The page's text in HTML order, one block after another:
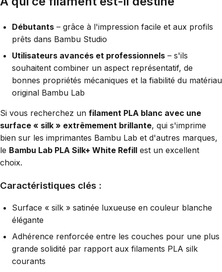
Débutants – grâce à l'impression facile et aux profils
prêts dans Bambu Studio
Utilisateurs avancés et professionnels – s'ils
souhaitent combiner un aspect représentatif, de
bonnes propriétés mécaniques et la fiabilité du matériau
original Bambu Lab
Si vous recherchez un filament PLA blanc avec une
surface « silk » extrêmement brillante, qui s'imprime
bien sur les imprimantes Bambu Lab et d'autres marques,
le Bambu Lab PLA Silk+ White Refill est un excellent
choix.
Caractéristiques clés :
Surface « silk » satinée luxueuse en couleur blanche
élégante
Adhérence renforcée entre les couches pour une plus
grande solidité par rapport aux filaments PLA silk
courants